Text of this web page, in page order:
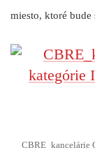
miesto, ktoré
CBRE_kancelárie